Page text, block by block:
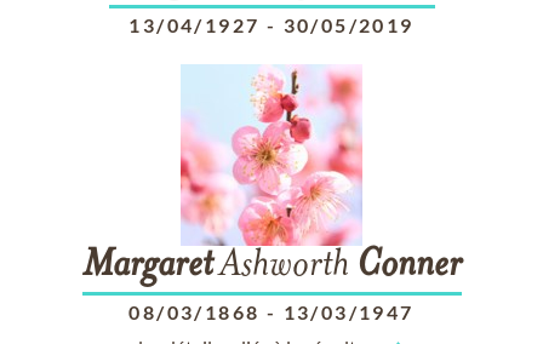
13/04/1927 - 30/05/2019
MargaretAshworth Conner
08/03/1868 - 13/03/1947